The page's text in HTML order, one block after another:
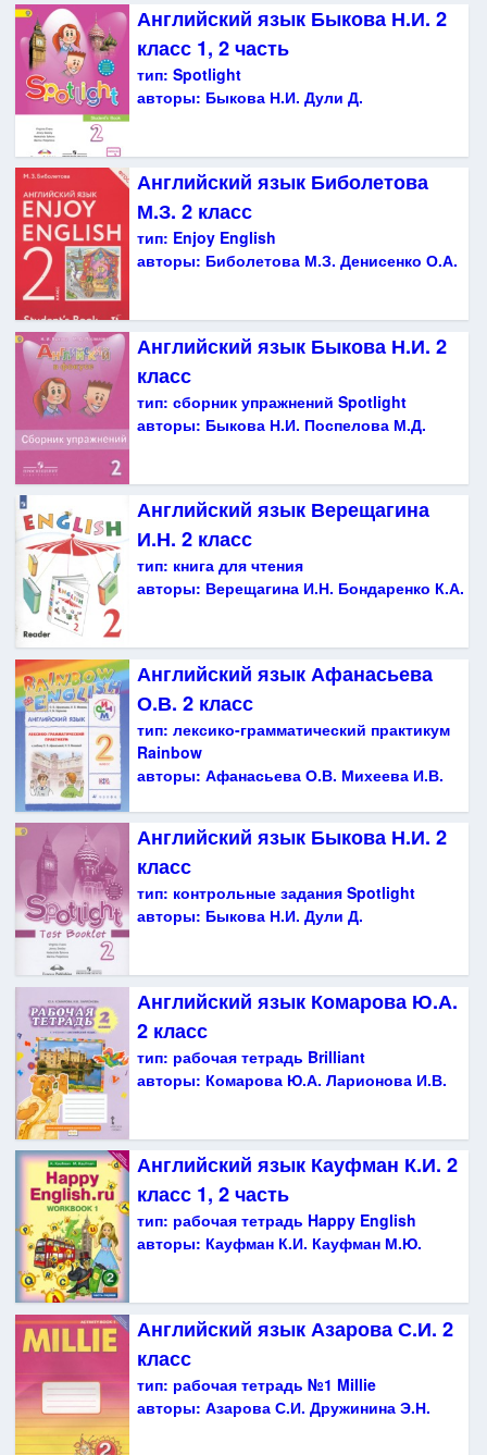
Английский язык Быкова Н.И. 2
класс 1, 2 часть
тип: Spotlight
авторы: Быкова Н.И. Дули Д.
Английский язык Биболетова
М.З. 2 класс
тип: Enjoy English
авторы: Биболетова М.З. Денисенко О.А.
Английский язык Быкова Н.И. 2
класс
тип: сборник упражнений Spotlight
авторы: Быкова Н.И. Поспелова М.Д.
Английский язык Верещагина
И.Н. 2 класс
тип: книга для чтения
авторы: Верещагина И.Н. Бондаренко К.А.
Английский язык Афанасьева
О.В. 2 класс
тип: лексико-грамматический практикум
Rainbow
авторы: Афанасьева О.В. Михеева И.В.
Английский язык Быкова Н.И. 2
класс
тип: контрольные задания Spotlight
авторы: Быкова Н.И. Дули Д.
Английский язык Комарова Ю.А.
2 класс
тип: рабочая тетрадь Brilliant
авторы: Комарова Ю.А. Ларионова И.В.
Английский язык Кауфман К.И. 2
класс 1, 2 часть
тип: рабочая тетрадь Happy English
авторы: Кауфман К.И. Кауфман М.Ю.
Английский язык Азарова С.И. 2
класс
тип: рабочая тетрадь №1 Millie
авторы: Азарова С.И. Дружинина Э.Н.